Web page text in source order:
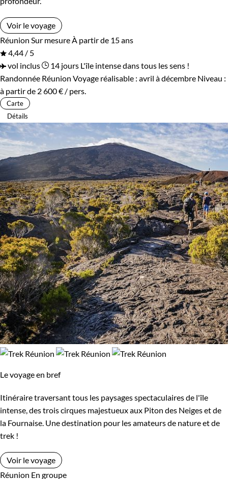
Voir le voyage
Réunion Sur mesure À partir de 15 ans
4,44 / 5
vol inclus
14 jours L'île intense dans tous les sens !
Randonnée Réunion Voyage réalisable : avril à décembre Niveau :
à partir de 2 600 € / pers.
Carte
Détails
Le voyage en bref
Itinéraire traversant tous les paysages spectaculaires de l'île
intense, des trois cirques majestueux aux Piton des Neiges et de
la Fournaise. Une destination pour les amateurs de nature et de
trek !
Voir le voyage
Réunion En groupe